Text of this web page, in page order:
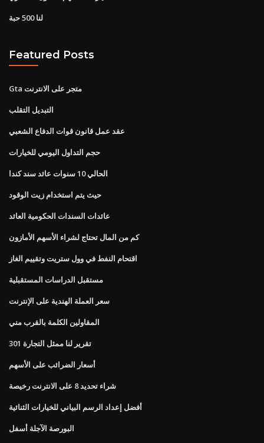
لنا 500 حبة
Featured Posts
Gta متجر على الانترنت
التبديل التقلب
عقد عمل قانون قوات الدفاع الشعبي
حجم التداول اليومي للخيارات
الحالي 10 سنوات عائد سند كندا
حيث يتم استخدام زيت الوقود
عائدات السندات الحكومية العائد
كم من المال تحتاج لشراء الأسهم الأمازون
اقتحام النفط في وول ستريت وتقييم الغاز
مستقبل الدراسات المستقبلية
سعر العملة الهندية على الإنترنت
المقاولين الكلمة بالقرب مني
تقرير لنا ممثل التجارة 301
أسعار الضرائب على الأسهم
شراء تحديد 8 على الانترنت رخيصة
أفضل إعداد الرسم البياني للخيارات الثنائية
البورصة الآجلة أسفل